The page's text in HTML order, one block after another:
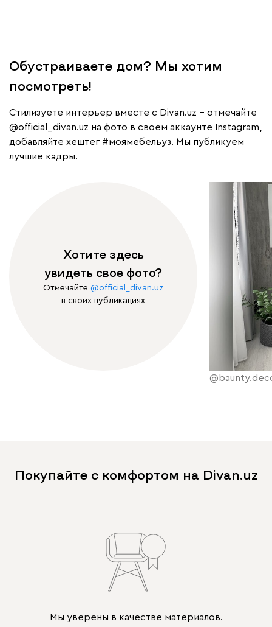
Обустраиваете дом? Мы хотим
посмотреть!
Cтилизуете интерьер вместе с Divan.uz – отмечайте
@official_divan.uz на фото в своем аккаунте Instagram,
добавляйте хештег #моямебельуз. Мы публикуем
лучшие кадры.
Хотите здесь
увидеть свое фото?
Отмечайте @official_divan.uz
в своих публикациях
Покупайте с комфортом на Divan.uz
Мы уверены в качестве материалов.